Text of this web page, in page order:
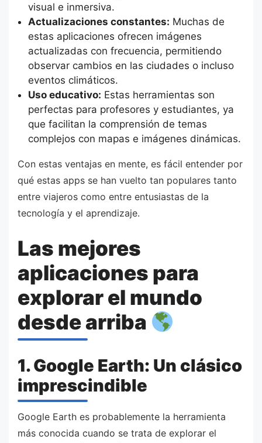
visual e inmersiva.
Actualizaciones constantes: Muchas de
estas aplicaciones ofrecen imágenes
actualizadas con frecuencia, permitiendo
observar cambios en las ciudades o incluso
eventos climáticos.
Uso educativo: Estas herramientas son
perfectas para profesores y estudiantes, ya
que facilitan la comprensión de temas
complejos con mapas e imágenes dinámicas.
Con estas ventajas en mente, es fácil entender por
qué estas apps se han vuelto tan populares tanto
entre viajeros como entre entusiastas de la
tecnología y el aprendizaje.
Las mejores
aplicaciones para
explorar el mundo
desde arriba
1. Google Earth: Un clásico
imprescindible
Google Earth es probablemente la herramienta
más conocida cuando se trata de explorar el